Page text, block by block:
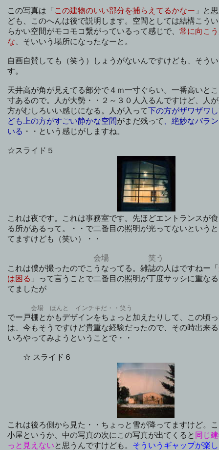
この写真は「 この建物のいい部分を捕らえてるかなー 」と
ども、このへんは後で説明します。空間としては結構こう
らかい空間がモコモコ繋がっているって感じで、 常に向こ
な 、そいいう場所になったなーと。
自画自賛しても（笑う）しょうがないんですけども、そう
す。
天井高が角が見えてる部分で４ｍ一寸ぐらい。一番高いと
寸あるので。人が大勢・・２～３０人入るんですけど、人
方がむしろいい感じになる。人が入って下の方がザワザワ
ども上の方がすごい静かな空間がまだ残って
、絶妙なバラ
いる ・・という感じがしますね。
☆スライド５
これは夜です。これは事務室です。先ほどエントランスが
る所があるって。・・で二番目の照明が光ってないという
てますけども（笑い）・・
会場 笑う
これは僕が撮ったのでこうなってる。雑誌の人はですねー「
は困る 」って言うことで二番目の照明が丁度サッシに重な
てましたが
会場 ほんと インチキだ・・笑う
でー戸棚とかもデザインをちょっと加えたりして、この頃
は、今もそうですけど貴重な経験だったので、その時出来
いろやってみようということで・・
☆ スライド６
これは後ろ側から見た・・ちょっと雪が降ってますけど。
小屋というか、中の写真の次にこの写真が出てくると 同じ
っと見えないと思うんですけども。 そういうギャップが楽